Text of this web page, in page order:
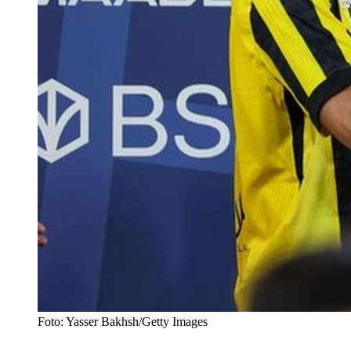
Foto: Yasser Bakhsh/Getty Images